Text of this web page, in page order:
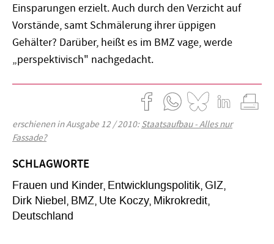
Einsparungen erzielt. Auch durch den Verzicht auf
Vorstände, samt Schmälerung ihrer üppigen
Gehälter? Darüber, heißt es im BMZ vage, werde
„perspektivisch" nachgedacht.
erschienen in Ausgabe 12 / 2010:Staatsaufbau - Alles nur
Fassade?
SCHLAGWORTE
Frauen und Kinder Entwicklungspolitik GIZ
Dirk Niebel BMZ Ute Koczy Mikrokredit
Deutschland